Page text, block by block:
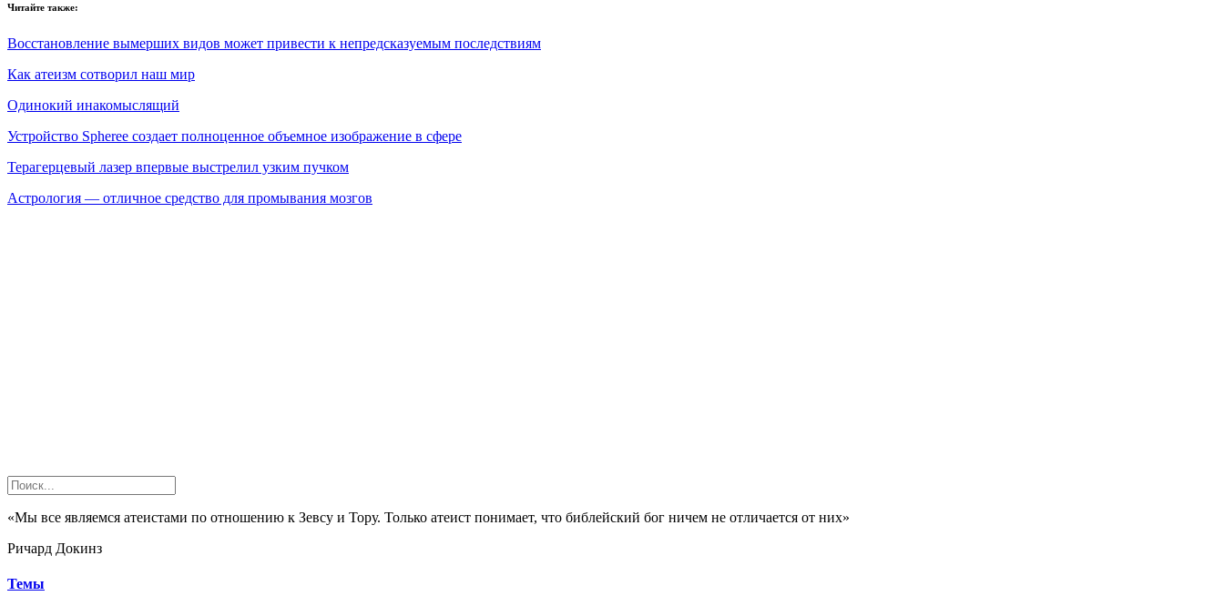
Читайте также:
Восстановление вымерших видов может привести к непредсказуемым последствиям
Как атеизм сотворил наш мир
Одинокий инакомыслящий
Устройство Spheree создает полноценное объемное изображение в сфере
Терагерцевый лазер впервые выстрелил узким пучком
Астрология — отличное средство для промывания мозгов
«Мы все являемся атеистами по отношению к Зевсу и Тору. Только атеист понимает, что библейский бог ничем не отличается от них»
Ричард Докинз
Темы